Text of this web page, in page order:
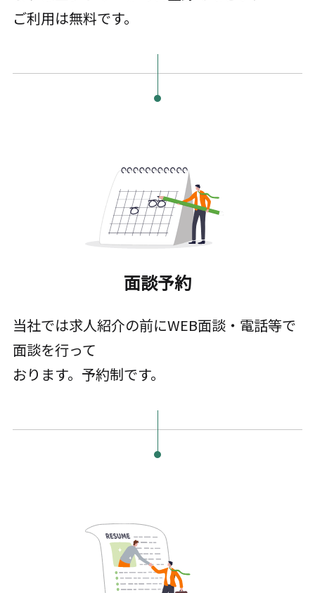
ご利用は無料です。
面談予約
当社では求人紹介の前にWEB面談・電話等で
面談を行って
おります。予約制です。